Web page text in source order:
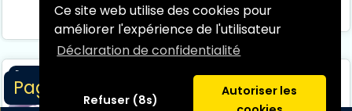
Ce site web utilise des cookies pour
améliorer l'expérience de l'utilisateur
Déclaration de confidentialité
Refuser (8s)
Autoriser les
Page 1/2
statuette PVC Pop
Up Parade XL
€234,99*
En rupture de stock